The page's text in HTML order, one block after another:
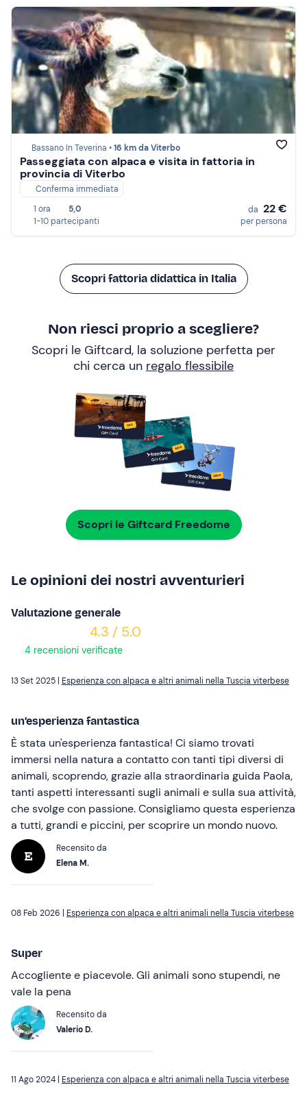
Bassano In Teverina •16 km da Viterbo
Passeggiata con alpaca e visita in fattoria in
provincia di Viterbo
Conferma immediata
1 ora
5,0
1-10 partecipanti
da 22 €
per persona
Scopri fattoria didattica in Italia
Non riesci proprio a scegliere?
Scopri le Giftcard, la soluzione perfetta per
chi cerca un regalo flessibile
Scopri le Giftcard Freedome
Le opinioni dei nostri avventurieri
Valutazione generale
4.3 / 5.0
4 recensioni verificate
13 Set 2025 | Esperienza con alpaca e altri animali nella Tuscia viterbese
un’esperienza fantastica
È stata un'esperienza fantastica! Ci siamo trovati
immersi nella natura a contatto con tanti tipi diversi di
animali, scoprendo, grazie alla straordinaria guida Paola,
tanti aspetti interessanti sugli animali e sulla sua attività,
che svolge con passione. Consigliamo questa esperienza
a tutti, grandi e piccini, per scoprire un mondo nuovo.
Recensito da
Elena M.
08 Feb 2026 | Esperienza con alpaca e altri animali nella Tuscia viterbese
Super
Accogliente e piacevole. Gli animali sono stupendi, ne
vale la pena
Recensito da
Valerio D.
11 Ago 2024 | Esperienza con alpaca e altri animali nella Tuscia viterbese